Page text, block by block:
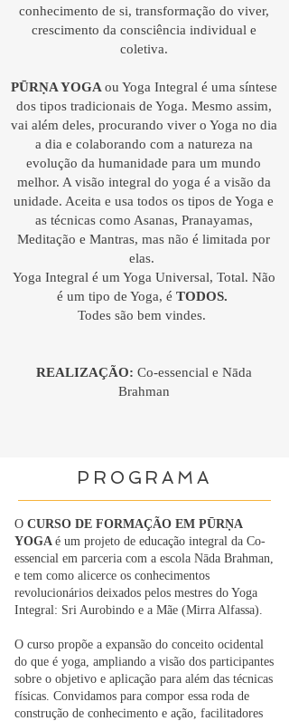
conhecimento de si, transformação do viver,
crescimento da consciência individual e
coletiva.
PŪRṆA YOGA ou Yoga Integral é uma síntese
dos tipos tradicionais de Yoga. Mesmo assim,
vai além deles, procurando viver o Yoga no dia
a dia e colaborando com a natureza na
evolução da humanidade para um mundo
melhor. A visão integral do yoga é a visão da
unidade. Aceita e usa todos os tipos de Yoga e
as técnicas como Asanas, Pranayamas,
Meditação e Mantras, mas não é limitada por
elas.
Yoga Integral é um Yoga Universal, Total. Não
é um tipo de Yoga, é TODOS.
Todes são bem vindes.
REALIZAÇÃO: Co-essencial e Nāda
Brahman
PROGRAMA
O CURSO DE FORMAÇÃO EM PŪRṆA
YOGA é um projeto de educação integral da Co-
essencial em parceria com a escola Nāda Brahman,
e tem como alicerce os conhecimentos
revolucionários deixados pelos mestres do Yoga
Integral: Sri Aurobindo e a Mãe (Mirra Alfassa).
O curso propõe a expansão do conceito ocidental
do que é yoga, ampliando a visão dos participantes
sobre o objetivo e aplicação para além das técnicas
físicas. Convidamos para compor essa roda de
construção de conhecimento e ação, facilitadores